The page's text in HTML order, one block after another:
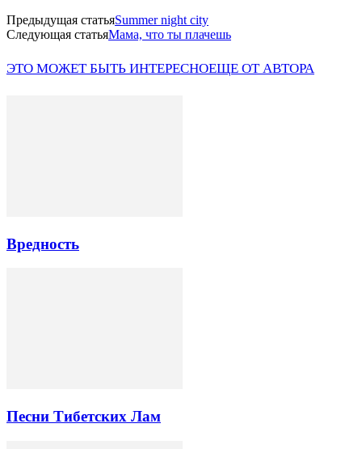
Предыдущая статьяSummer night city
Следующая статьяМама, что ты плачешь
ЭТО МОЖЕТ БЫТЬ ИНТЕРЕСНОЕЩЕ ОТ АВТОРА
Вредность
Песни Тибетских Лам